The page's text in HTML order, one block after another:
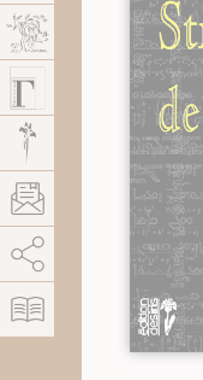
AddThis est désactivé.